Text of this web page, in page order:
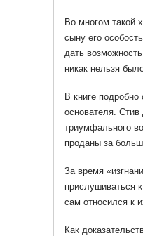
Во многом такой
сыну его
дать
никак нельзя
В книге
основателя.
триумфального
проданы за
За время
прислушиваться
сам относился к
Как